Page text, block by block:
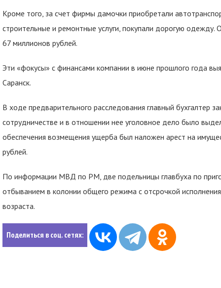
Кроме того, за счет фирмы дамочки приобретали
строительные и ремонтные услуги, покупали дорогую
67 миллионов рублей.
Эти «фокусы» с финансами компании в июне прошлого года
Саранск.
В ходе предварительного расследования главный бухгалтер
сотрудничестве и в отношении нее уголовное дело было
обеспечения возмещения ущерба был наложен арест на
рублей.
По информации МВД по РМ, две подельницы главбуха по
отбыванием в колонии общего режима с отсрочкой
возраста.
Поделиться в соц. сетях: